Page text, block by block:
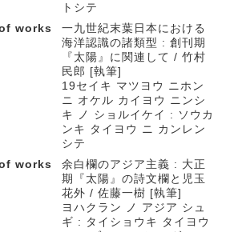
トシテ
works
一九世紀末葉日本における
海洋認識の諸類型 : 創刊期
『太陽』に関連して / 竹村
民郎 [執筆]
19セイキ マツヨウ ニホン
ニ オケル カイヨウ ニンシ
キ ノ ショルイケイ : ソウカ
ンキ タイヨウ ニ カンレン
シテ
works
余白欄のアジア主義 : 大正
期『太陽』の詩文欄と児玉
花外 / 佐藤一樹 [執筆]
ヨハクラン ノ アジア シュ
ギ : タイショウキ タイヨウ